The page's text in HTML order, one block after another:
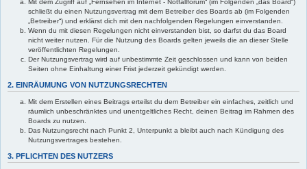
Mit dem Zugriff auf „Fernsehen im Internet - Notfallforum“ (im Folgenden „das Board“)
schließt du einen Nutzungsvertrag mit dem Betreiber des Boards ab (im Folgenden
„Betreiber“) und erklärst dich mit den nachfolgenden Regelungen einverstanden.
Wenn du mit diesen Regelungen nicht einverstanden bist, so darfst du das Board
nicht weiter nutzen. Für die Nutzung des Boards gelten jeweils die an dieser Stelle
veröffentlichten Regelungen.
Der Nutzungsvertrag wird auf unbestimmte Zeit geschlossen und kann von beiden
Seiten ohne Einhaltung einer Frist jederzeit gekündigt werden.
2. EINRÄUMUNG VON NUTZUNGSRECHTEN
Mit dem Erstellen eines Beitrags erteilst du dem Betreiber ein einfaches, zeitlich und
räumlich unbeschränktes und unentgeltliches Recht, deinen Beitrag im Rahmen des
Boards zu nutzen.
Das Nutzungsrecht nach Punkt 2, Unterpunkt a bleibt auch nach Kündigung des
Nutzungsvertrages bestehen.
3. PFLICHTEN DES NUTZERS